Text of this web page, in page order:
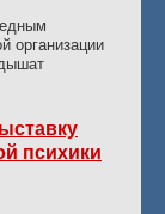
организации
психики